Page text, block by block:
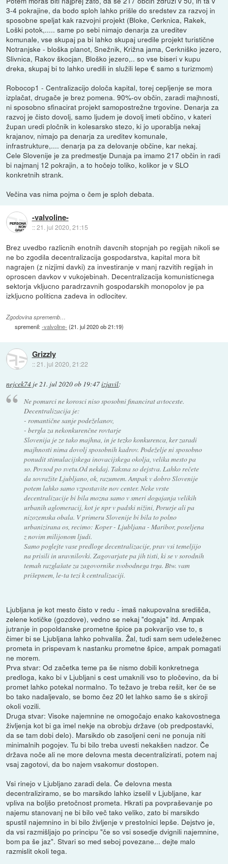
3-4 pokrajine, da bodo sploh lahko prišle do sredstev za razvoj in
sposobne speljat kak razvojni projekt (Bloke, Cerknica, Rakek,
Loški potok,..... same po sebi nimajo denarja za ureditev
komunale, vse skupaj pa bi lahko skupaj uredile projekt turistične
Notranjske - bloška planot, Snežnik, Križna jama, Cerkniško jezero,
Slivnica, Rakov škocjan, Bloško jezero,.. so vse biseri v kupu
dreka, skupaj bi to lahko uredili in služili lepe € samo s turizmom)
Robocop1 - Centralizacijo določa kapital, torej cepljenje se mora
izplačat, drugače je brez pomena. 90%-ov občin, zaradi majhnosti,
ni sposobno sfinacirat projekt samopostrežne trgovine. Denarja za
razvoj je čisto dovolj, samo ljudem je dovolj imeti občino, v kateri
župan uredi pločnik in kolesarsko stezo, ki jo uporablja nekaj
krajanov, nimajo pa denarja za ureditev komunale,
infrastrukture,.... denarja pa za delovanje občine, kar nekaj.
Cele Slovenije je za predmestje Dunaja pa imamo 217 občin in radi
bi najmanj 12 pokrajin, a to hočejo toliko, kolikor je v SLO
konkretnih strank.
Večina vas nima pojma o čem je sploh debata.
-valvoline-
::21. jul 2020, 21:15
Brez uvedbo razlicnih enotnih davcnih stopnjah po regijah nikoli se
ne bo zgodila decentralizacija gospodarstva, kapital mora bit
nagrajen (z nizjimi davki) za investiranje v manj razvitih regijah in
oproscen davkov v vukojebinah. Decentralizacija komunisticnega
sektorja vkljucno paradrzavnih gospodarskih monopolov je pa
izkljucno politicna zadeva in odlocitev.
Zgodovina sprememb…
spremenil:-valvoline- (21. jul 2020 ob 21:19)
Grizzly
::21. jul 2020, 21:22
nejcek74 je21. jul 2020 ob 19:47izjavil:
Ne pomurci ne korosci niso sposobni financirat avtoceste.
Decentralizacija je:
- romantične sanje podeželanov,
- bergla za nekonkurenčne rovtarje
Slovenija je ze tako majhna, in je tezko konkurenca, ker zaradi
majhnosti nima dovolj sposobnih kadrov. Podeželje ni sposobno
ponudit stimulacijskega inovacijskega okolja, velika mesto pa
so. Povsod po svetu.Od nekdaj. Taksna so dejstva. Lahko rečete
da sovražite Ljubljano, ok, razumem. Ampak v dobro Slovenije
potem lahko samo vzpostavite nov center. Neke vrste
decentralizacije bi bila mozna samo v smeri dogajanja velikih
urbanih aglomeracij, kot je npr v padski nižini, Porurje ali pa
nizozemska obala. V primeru Slovenije bi bila to polno
urbanizirana os, recimo: Koper - Ljubljana - Maribor, poseljena
z novim milijonom ljudi.
Samo poglejte vase predloge decentralizacije, prav vsi temeljijo
na prisili in uravnilovki. Zagovarjate pa jih tisti, ki se v sorodnih
temah razglašate za zagovornike svobodnega trga. Btw. vam
prišepnem, le-ta tezi k centralizaciji.
Ljubljana je kot mesto čisto v redu - imaš nakupovalna središča,
zelene kotičke (gozdove), vedno se nekaj "dogaja" itd. Ampak
jutranje in popoldanske prometne špice pa pokvarijo vse to, s
čimer bi se Ljubljana lahko pohvalila. Žal, tudi sam sem udeleženec
prometa in prispevam k nastanku prometne špice, ampak pomagati
ne morem.
Prva stvar: Od začetka teme pa še nismo dobili konkretnega
predloga, kako bi v Ljubljani s cest umaknili vso to pločevino, da bi
promet lahko potekal normalno. To težavo je treba rešit, ker če se
bo tako nadaljevalo, se bomo čez 20 let lahko samo še s skiroji
okoli vozili.
Druga stvar: Visoke najemnine ne omogočajo enako kakovostnega
življenja kot bi ga imel nekje na obrobju države (ob predpostavki,
da se tam dobi delo). Marsikdo ob zasoljeni ceni ne ponuja niti
minimalnih pogojev. Tu bi bilo treba uvesti nekakšen nadzor. Če
država noče ali ne more delovna mesta decentralizirati, potem naj
vsaj zagotovi, da bo najem vsakomur dostopen.
Vsi rinejo v Ljubljano zaradi dela. Če delovna mesta
decentraliziramo, se bo marsikdo lahko izselil v Ljubljane, kar
vpliva na boljšo pretočnost prometa. Hkrati pa povpraševanje po
najemu stanovanj ne bi bilo več tako veliko, zato bi marsikdo
spustil najemnino in bi bilo življenje v prestolnici lepše. Dejstvo je,
da vsi razmišljajo po principu "če so vsi sosedje dvignili najemnine,
bom pa še jaz". Stvari so med seboj povezane... dejte malo
razmislit okoli tega.